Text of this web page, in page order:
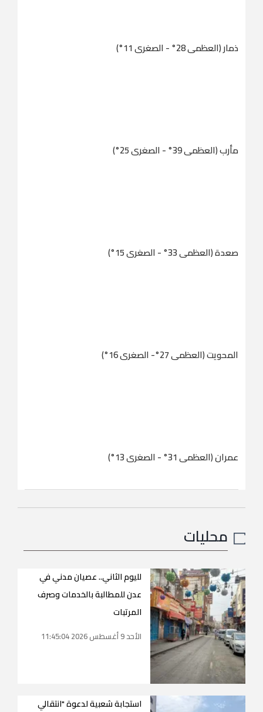
ذمار (العظمى 28° - الصغرى 11°)
مأرب (العظمى 39° - الصغرى 25°)
صعدة (العظمى 33° - الصغرى 15°)
المحويت (العظمى 27°- الصغرى 16°)
عمران (العظمى 31° - الصغرى 13°)
محليات
لليوم الثاني.. عصيان مدني في
عدن للمطالبة بالخدمات وصرف
المرتبات
الأحد 9 أغسطس 2026 11:45:04
استجابة شعبية لدعوة "انتقالي